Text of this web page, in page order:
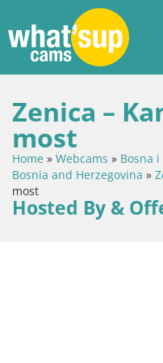
Zenica –
most
Home » Webcams » Bosna
Bosnia and Herzegovina »
most
Hosted By &